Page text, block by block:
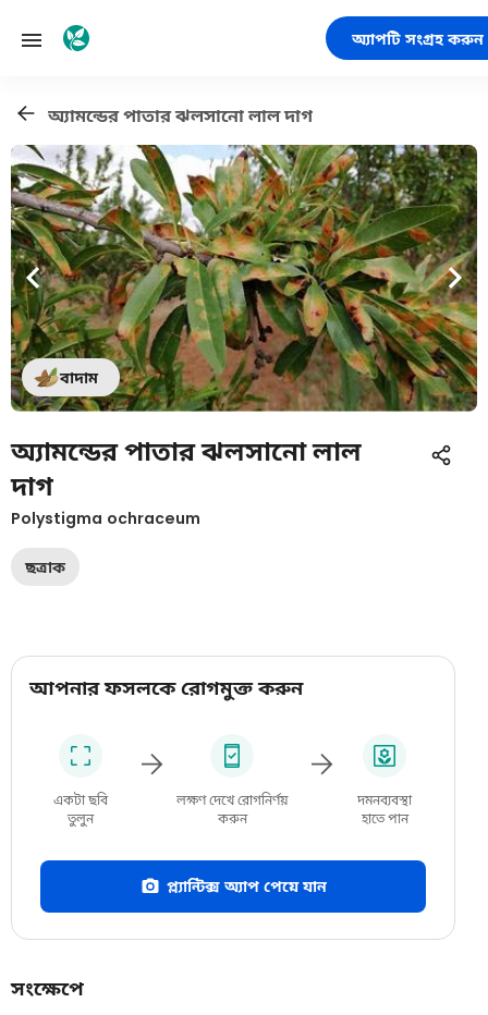
অ্যাপটি সংগ্রহ করুন
অ্যামন্ডের পাতার ঝলসানো লাল দাগ
বাদাম
অ্যামন্ডের পাতার ঝলসানো লাল
দাগ
Polystigma ochraceum
ছত্রাক
আপনার ফসলকে রোগমুক্ত করুন
একটা ছবি
তুলুন
লক্ষণ দেখে রোগনির্ণয়
করুন
দমনব্যবস্থা
হাতে পান
প্ল্যান্টিক্স অ্যাপ পেয়ে যান
সংক্ষেপে